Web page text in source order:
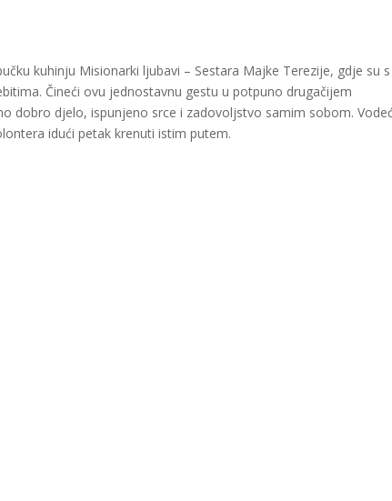
kuhinju Misionarki ljubavi – Sestara Majke Terezije, gdje su s
Čineći ovu jednostavnu gestu u potpuno drugačijem
dobro djelo, ispunjeno srce i zadovoljstvo samim sobom.
idući petak krenuti istim putem.